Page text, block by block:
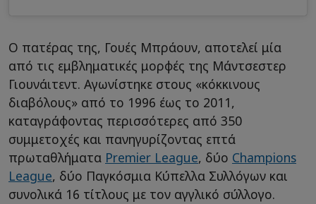
Ο πατέρας της, Γουές Μπράουν, αποτελεί μία
από τις εμβληματικές μορφές της Μάντσεστερ
Γιουνάιτεντ. Αγωνίστηκε στους «κόκκινους
διαβόλους» από το 1996 έως το 2011,
καταγράφοντας περισσότερες από 350
συμμετοχές και πανηγυρίζοντας επτά
πρωταθλήματα Premier League, δύο Champions
League, δύο Παγκόσμια Κύπελλα Συλλόγων και
συνολικά 16 τίτλους με τον αγγλικό σύλλογο.